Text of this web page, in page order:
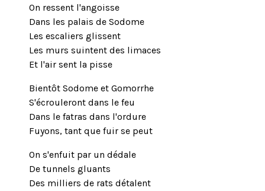
On ressent l'angoisse
Dans les palais de Sodome
Les escaliers glissent
Les murs suintent des limaces
Et l'air sent la pisse
Bientôt Sodome et Gomorrhe
S'écrouleront dans le feu
Dans le fatras dans l'ordure
Fuyons, tant que fuir se peut
On s'enfuit par un dédale
De tunnels gluants
Des milliers de rats détalent